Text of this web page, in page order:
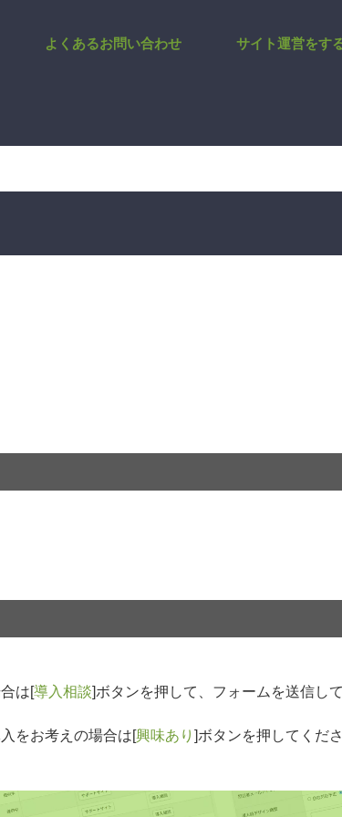
ートサイト
よくあるお問い合わせ サイト運営をす
は[導入相談]ボタンを押して、フォームを送信して
をお考えの場合は[興味あり ]ボタンを押してくださ